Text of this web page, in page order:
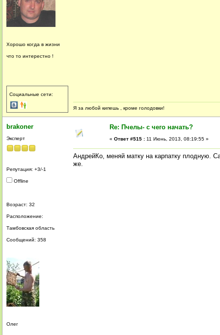
Хорошо когда в жизни
что то интерестно !
Социальные сети:
Я за любой кипешь , кроме голодовки!
brakoner
Эксперт
Репутация: +3/-1
Offline
Возраст: 32
Расположение:
Тамбовская область
Сообщений: 358
Олег
Re: Пчелы- с чего начать?
« Ответ #515 : 11 Июнь, 2013, 08:19:55 »
АндрейКо, меняй матку на карпатку плодную.
же.